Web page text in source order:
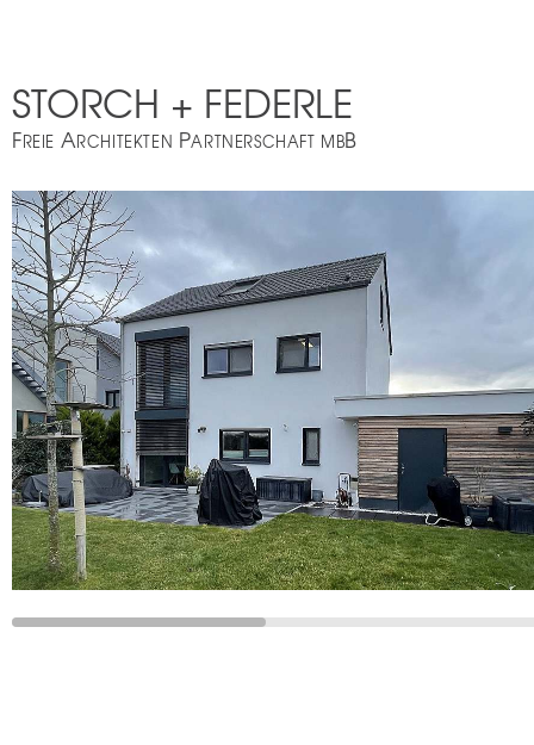
STORCH + FEDERLE
FREIE ARCHITEKTEN PARTNERSCHAFT MBB